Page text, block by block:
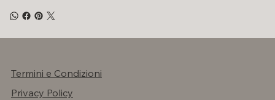
Termini e Condizioni
Privacy Policy